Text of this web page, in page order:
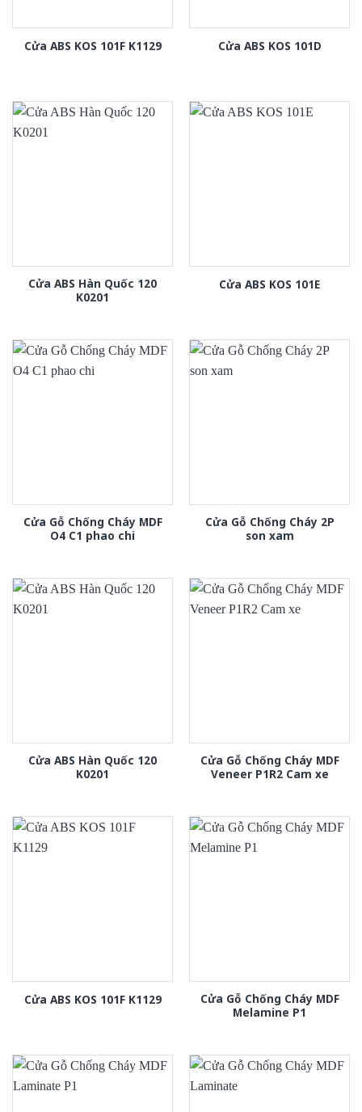
Cửa ABS KOS 101F K1129 Cửa ABS KOS 101D
Cửa ABS Hàn Quốc 120
K0201
Cửa ABS KOS 101E
Cửa Gỗ Chống Cháy MDF
O4 C1 phao chi
Cửa Gỗ Chống Cháy 2P
son xam
Cửa ABS Hàn Quốc 120
K0201
Cửa Gỗ Chống Cháy MDF
Veneer P1R2 Cam xe
Cửa ABS KOS 101F K1129
Cửa Gỗ Chống Cháy MDF
Melamine P1